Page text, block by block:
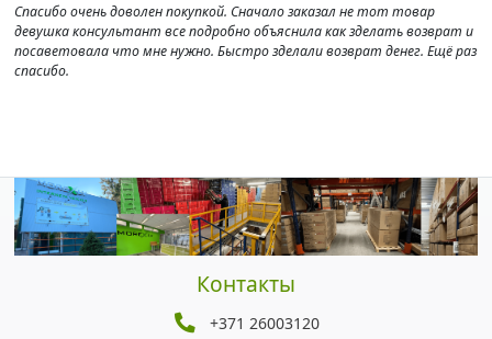
Спасибо очень доволен покупкой. Сначало заказал не тот товар
девушка консультант все подробно объяснила как зделать возврат и
посаветовала что мне нужно. Быстро зделали возврат денег. Ещё раз
спасибо.
Контакты
+371 26003120